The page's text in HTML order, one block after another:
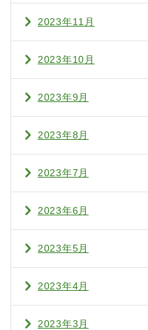
2023年11月
2023年10月
2023年9月
2023年8月
2023年7月
2023年6月
2023年5月
2023年4月
2023年3月